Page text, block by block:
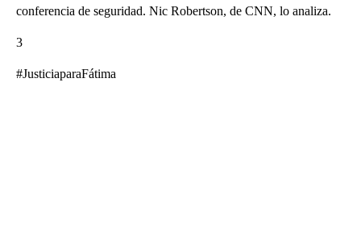
conferencia de seguridad. Nic Robertson, de CNN, lo analiza.
3
#JusticiaparaFátima